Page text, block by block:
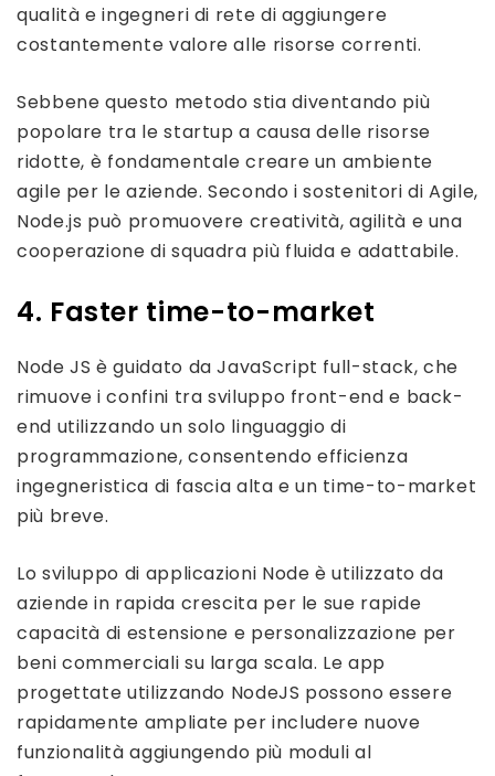
qualità e ingegneri di rete di aggiungere
costantemente valore alle risorse correnti.
Sebbene questo metodo stia diventando più
popolare tra le startup a causa delle risorse
ridotte, è fondamentale creare un ambiente
agile per le aziende. Secondo i sostenitori di Agile,
Node.js può promuovere creatività, agilità e una
cooperazione di squadra più fluida e adattabile.
4. Faster time-to-market
Node JS è guidato da JavaScript full-stack, che
rimuove i confini tra sviluppo front-end e back-
end utilizzando un solo linguaggio di
programmazione, consentendo efficienza
ingegneristica di fascia alta e un time-to-market
più breve.
Lo sviluppo di applicazioni Node è utilizzato da
aziende in rapida crescita per le sue rapide
capacità di estensione e personalizzazione per
beni commerciali su larga scala. Le app
progettate utilizzando NodeJS possono essere
rapidamente ampliate per includere nuove
funzionalità aggiungendo più moduli al